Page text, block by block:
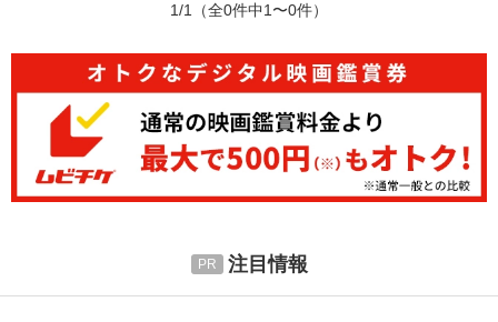
1/1 （全0件中1〜0件）
注目情報